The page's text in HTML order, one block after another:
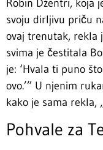
Robin Džentri, koja
svoju dirljivu priču
ovaj trenutak, rekla
svima je čestitala
je: ‘Hvala ti puno
ovo.’” U njenim
kako je sama rekla,
Pohvale za